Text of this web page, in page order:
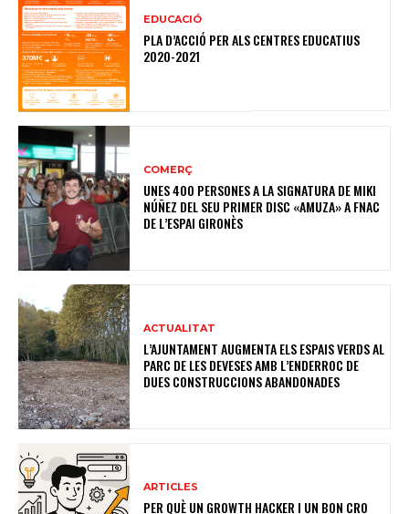
EDUCACIÓ
PLA D’ACCIÓ PER ALS CENTRES EDUCATIUS
2020-2021
COMERÇ
UNES 400 PERSONES A LA SIGNATURA DE MIKI
NÚÑEZ DEL SEU PRIMER DISC «AMUZA» A FNAC
DE L’ESPAI GIRONÈS
ACTUALITAT
L’AJUNTAMENT A​UGMENTA ELS ESPAIS VERDS AL
PARC DE LES DEVESES AMB L’ENDERROC DE
DUES CONSTRUCCIONS ABANDONADES
ARTICLES
PER QUÈ UN GROWTH HACKER I UN BON CRO